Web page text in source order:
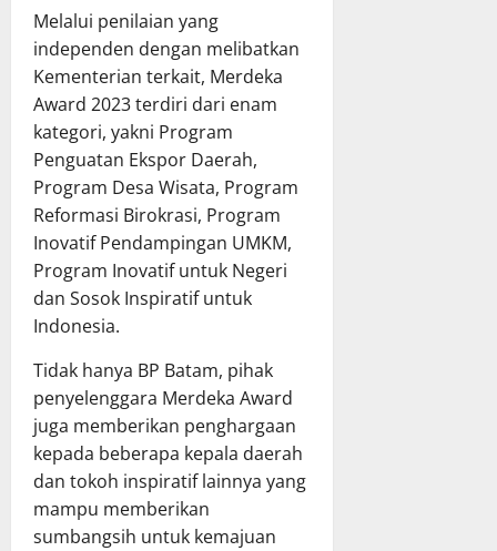
Melalui penilaian yang
independen dengan melibatkan
Kementerian terkait, Merdeka
Award 2023 terdiri dari enam
kategori, yakni Program
Penguatan Ekspor Daerah,
Program Desa Wisata, Program
Reformasi Birokrasi, Program
Inovatif Pendampingan UMKM,
Program Inovatif untuk Negeri
dan Sosok Inspiratif untuk
Indonesia.
Tidak hanya BP Batam, pihak
penyelenggara Merdeka Award
juga memberikan penghargaan
kepada beberapa kepala daerah
dan tokoh inspiratif lainnya yang
mampu memberikan
sumbangsih untuk kemajuan